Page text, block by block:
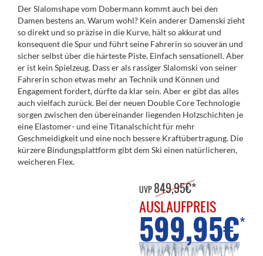
Der Slalomshape vom Dobermann kommt auch bei den
Damen bestens an. Warum wohl? Kein anderer Damenski zieht
so direkt und so präzise in die Kurve, hält so akkurat und
konsequent die Spur und führt seine Fahrerin so souverän und
sicher selbst über die härteste Piste. ­Einfach sensationell. Aber
er ist kein Spielzeug. Dass er als rassiger Slalomski von seiner
Fahrerin schon etwas mehr an Technik und ­Können und
Engagement fordert, dürfte da klar sein. Aber er gibt das alles
auch vielfach zurück. Bei der neuen Double Core Technologie
sorgen zwischen den übereinander liegenden Holzschichten je
eine Elastomer- und eine Titanalschicht für mehr
Geschmeidigkeit und eine noch bessere Kraftübertragung. Die
kürzere Bindungsplattform gibt dem Ski einen natürlicheren,
weicheren Flex.
UVP849,95€*
AUSLAUFPREIS
599,95€*